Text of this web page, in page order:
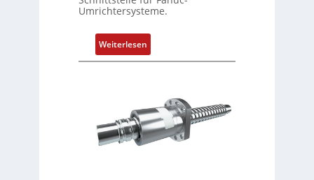
o
t
s
m
e
Umrichtersysteme.
Weiterlesen:
D
g
e
b